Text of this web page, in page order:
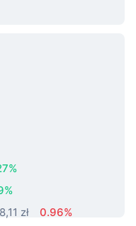
świata
zł
0.96%